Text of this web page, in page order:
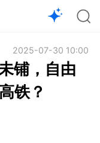
2025-07-30 10:00
铺，自由
铁？